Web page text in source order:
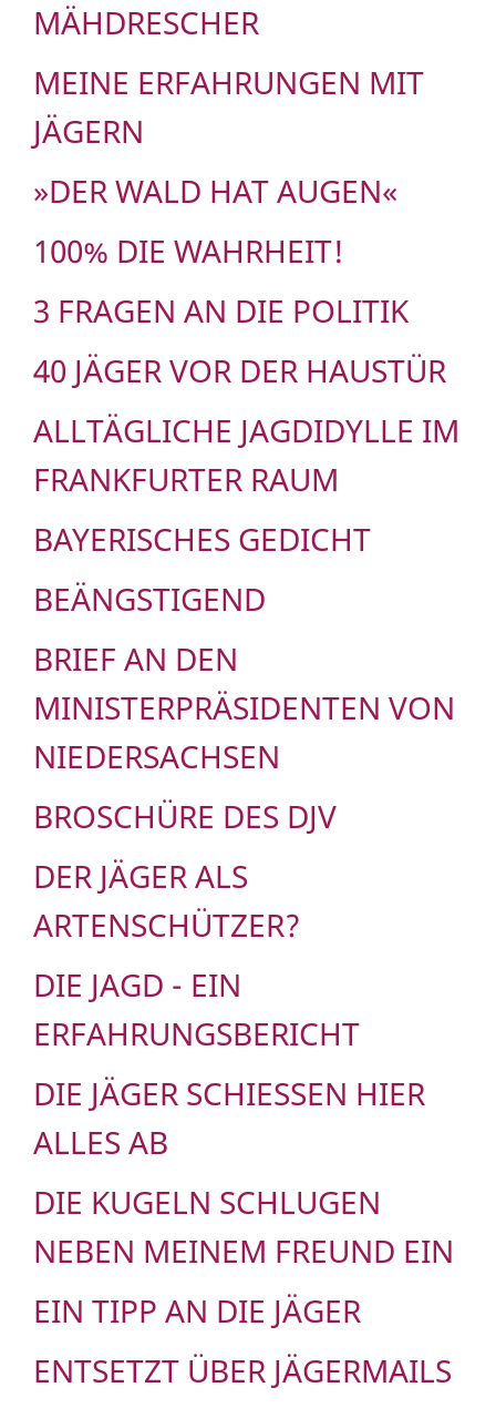
MÄHDRESCHER
MEINE ERFAHRUNGEN MIT
JÄGERN
»DER WALD HAT AUGEN«
100% DIE WAHRHEIT!
3 FRAGEN AN DIE POLITIK
40 JÄGER VOR DER HAUSTÜR
ALLTÄGLICHE JAGDIDYLLE IM
FRANKFURTER RAUM
BAYERISCHES GEDICHT
BEÄNGSTIGEND
BRIEF AN DEN
MINISTERPRÄSIDENTEN VON
NIEDERSACHSEN
BROSCHÜRE DES DJV
DER JÄGER ALS
ARTENSCHÜTZER?
DIE JAGD - EIN
ERFAHRUNGSBERICHT
DIE JÄGER SCHIESSEN HIER A
LLES AB
DIE KUGELN SCHLUGEN
NEBEN MEINEM FREUND EIN
EIN TIPP AN DIE JÄGER
ENTSETZT ÜBER JÄGERMAILS